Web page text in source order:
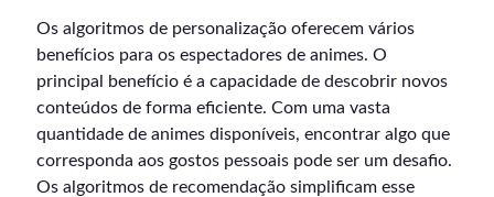
Os algoritmos de personalização oferecem vários
benefícios para os espectadores de animes. O
principal benefício é a capacidade de descobrir novos
conteúdos de forma eficiente. Com uma vasta
quantidade de animes disponíveis, encontrar algo que
corresponda aos gostos pessoais pode ser um desafio.
Os algoritmos de recomendação simplificam esse